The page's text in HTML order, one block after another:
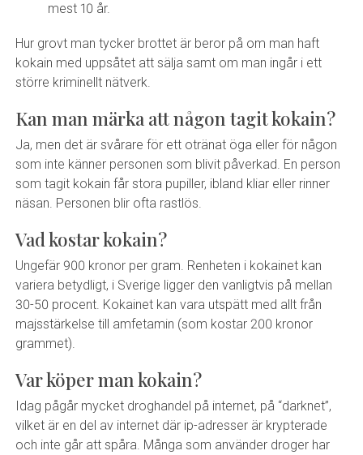
mest 10 år.
Hur grovt man tycker brottet är beror på om man haft
kokain med uppsåtet att sälja samt om man ingår i ett
större kriminellt nätverk.
Kan man märka att någon tagit kokain?
Ja, men det är svårare för ett otränat öga eller för någon
som inte känner personen som blivit påverkad. En person
som tagit kokain får stora pupiller, ibland kliar eller rinner
näsan. Personen blir ofta rastlös.
Vad kostar kokain?
Ungefär 900 kronor per gram. Renheten i kokainet kan
variera betydligt, i Sverige ligger den vanligtvis på mellan
30-50 procent. Kokainet kan vara utspätt med allt från
majsstärkelse till amfetamin (som kostar 200 kronor
grammet).
Var köper man kokain?
Idag pågår mycket droghandel på internet, på “darknet”,
vilket är en del av internet där ip-adresser är krypterade
och inte går att spåra. Många som använder droger har